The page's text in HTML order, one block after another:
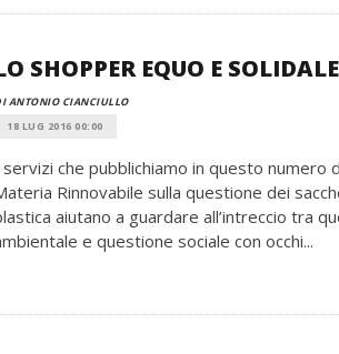
SHOPPER EQUO E SOLIDALE
ANTONIO CIANCIULLO
18 LUG 2016 00:00
che pubblichiamo in questo numero
Rinnovabile sulla questione dei
aiutano a guardare all’intreccio tra
e questione sociale con occhi...